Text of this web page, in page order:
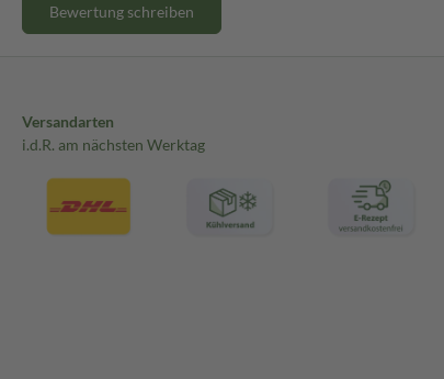
Bewertung schreiben
Versandarten
i.d.R. am nächsten Werktag